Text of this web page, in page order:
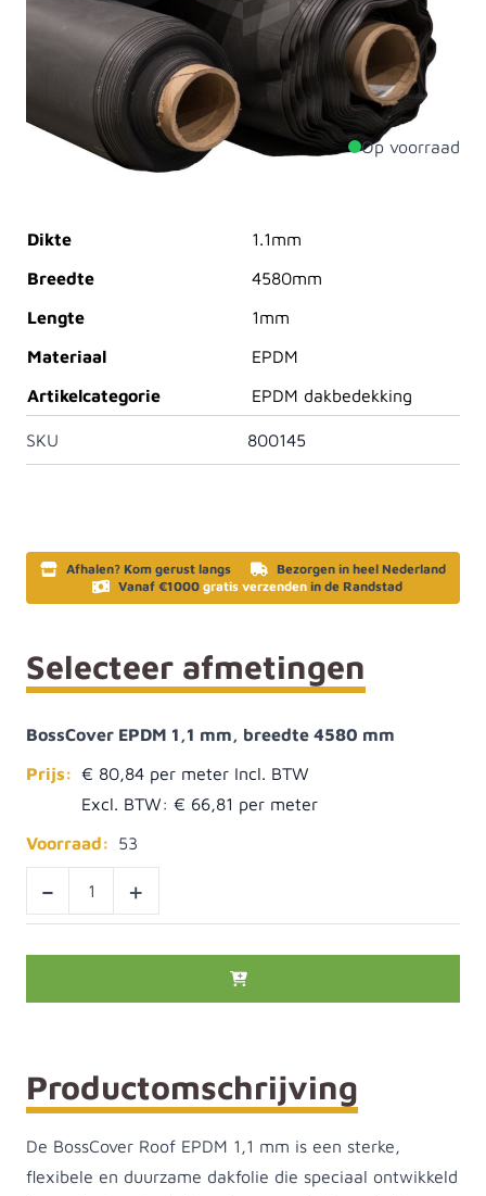
flexibele EPDM-folie uitstekende weerstand tegen UV,
ozon en temperatuurschommelingen en jarenlang
betrouwbare en waterdichte bescherming. Eenvoudig
te verwerken en op maat te snijden.
Op voorraad
Dikte
1.1mm
Breedte
4580mm
Lengte
1mm
Materiaal
EPDM
Artikelcategorie
EPDM dakbedekking
SKU 800145
Afhalen? Kom gerust langs
Bezorgen in heel Nederland
Vanaf €1000 gratis verzenden in de Randstad
Selecteer afmetingen
BossCover EPDM 1,1 mm, breedte 4580 mm
Prijs: € 80,84
Excl. BTW: € 66,81
Voorraad:
53
- +
Productomschrijving
De BossCover Roof EPDM 1,1 mm is een sterke,
flexibele en duurzame dakfolie die speciaal ontwikkeld